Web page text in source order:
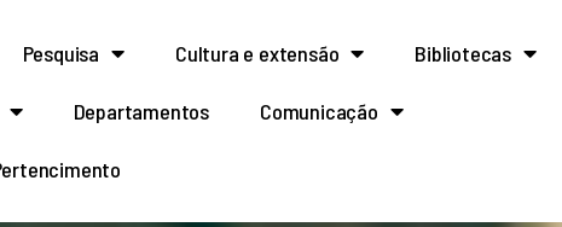
Pesquisa Cultura e extensão Bibliotecas
Departamentos Comunicação